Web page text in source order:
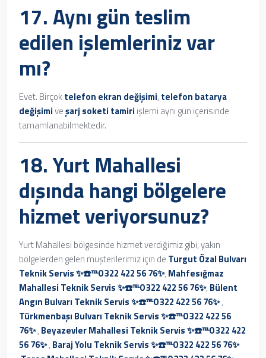
17. Aynı gün teslim
edilen işlemleriniz var
mı?
Evet. Birçoktelefon ekran değişimi, telefon batarya
değişimiveşarj soketi tamiri işlemi aynı gün içerisinde
tamamlanabilmektedir.
18. Yurt Mahallesi
dışında hangi bölgelere
hizmet veriyorsunuz?
Yurt Mahallesi bölgesinde hizmet verdiğimiz gibi, yakın
bölgelerden gelen müşterilerimiz için de Turgut Özal Bulvarı
Teknik Servis ✨☎️℡0 322 422 56 76✨, Mahfesığmaz
Mahallesi Teknik Servis ✨☎️℡0 322 422 56 76✨, Bülent
Angın Bulvarı Teknik Servis ✨☎️℡0 322 422 56 76✨,
Türkmenbaşı Bulvarı Teknik Servis ✨☎️℡0 322 422 56
76✨, Beyazevler Mahallesi Teknik Servis ✨☎️℡0 322 422
56 76✨, Baraj Yolu Teknik Servis ✨☎️℡0 322 422 56 76✨